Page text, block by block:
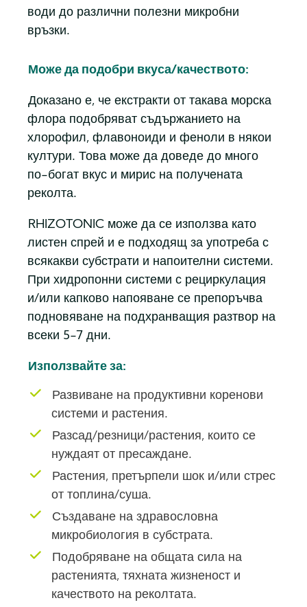
води до различни полезни микробни
връзки.
Може да подобри вкуса/качеството:
Доказано е, че екстракти от такава морска
флора подобряват съдържанието на
хлорофил, флавоноиди и феноли в някои
култури. Това може да доведе до много
по-богат вкус и мирис на получената
реколта.
RHIZOTONIC може да се използва като
листен спрей и е подходящ за употреба с
всякакви субстрати и напоителни системи.
При хидропонни системи с рециркулация
и/или капково напояване се препоръчва
подновяване на подхранващия разтвор на
всеки 5-7 дни.
Използвайте за:
Развиване на продуктивни коренови
системи и растения.
Разсад/резници/растения, които се
нуждаят от пресаждане.
Растения, претърпели шок и/или стрес
от топлина/суша.
Създаване на здравословна
микробиология в субстрата.
Подобряване на общата сила на
растенията, тяхната жизненост и
качеството на реколтата.